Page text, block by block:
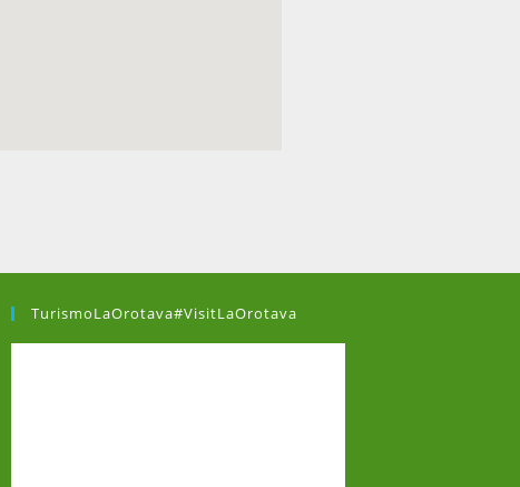
TurismoLaOrotava#VisitLaOrotava